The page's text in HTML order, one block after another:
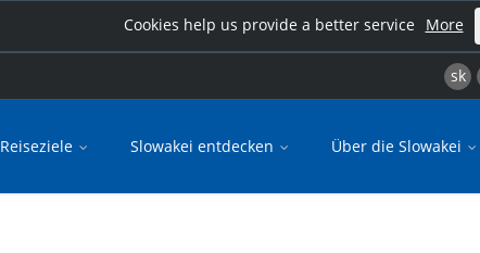
Cookies help us provide a better service More
sk
Reiseziele Slowakei entdecken Über die Slowakei